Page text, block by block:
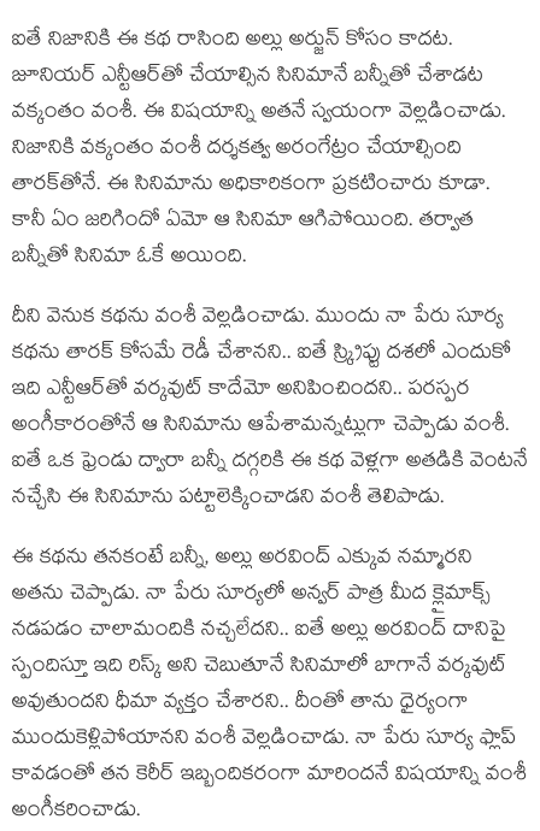
ఐతే నిజానికి ఈ క‌థ రాసింది అల్లు అర్జున్ కోసం కాద‌ట‌.
జూనియ‌ర్ ఎన్టీఆర్‌తో చేయాల్సిన సినిమానే బ‌న్నీతో చేశాడ‌ట
వ‌క్కంతం వంశీ. ఈ విష‌యాన్ని అత‌నే స్వ‌యంగా వెల్ల‌డించాడు.
నిజానికి వ‌క్కంతం వంశీ ద‌ర్శ‌క‌త్వ అరంగేట్రం చేయాల్సింది
తార‌క్‌తోనే. ఈ సినిమాను అధికారికంగా ప్ర‌క‌టించారు కూడా.
కానీ ఏం జ‌రిగిందో ఏమో ఆ సినిమా ఆగిపోయింది. త‌ర్వాత
బ‌న్నీతో సినిమా ఓకే అయింది.
దీని వెనుక క‌థ‌ను వంశీ వెల్ల‌డించాడు. ముందు నా పేరు సూర్య
క‌థ‌ను తార‌క్ కోస‌మే రెడీ చేశాన‌ని.. ఐతే స్క్రిప్టు ద‌శ‌లో ఎందుకో
ఇది ఎన్టీఆర్‌తో వ‌ర్క‌వుట్ కాదేమో అనిపించింద‌ని.. ప‌ర‌స్ప‌ర
అంగీకారంతోనే ఆ సినిమాను ఆపేశామ‌న్న‌ట్లుగా చెప్పాడు వంశీ.
ఐతే ఒక ఫ్రెండు ద్వారా బ‌న్నీ ద‌గ్గ‌రికి ఈ క‌థ వెళ్ల‌గా అత‌డికి వెంట‌నే
న‌చ్చేసి ఈ సినిమాను ప‌ట్టాలెక్కించాడ‌ని వంశీ తెలిపాడు.
ఈ క‌థ‌ను త‌న‌కంటే బ‌న్నీ, అల్లు అర‌వింద్ ఎక్కువ న‌మ్మార‌ని
అత‌ను చెప్పాడు. నా పేరు సూర్య‌లో అన్వ‌ర్ పాత్ర మీద క్లైమాక్స్
న‌డ‌ప‌డం చాలామందికి న‌చ్చ‌లేద‌ని.. ఐతే అల్లు అర‌వింద్ దానిపై
స్పందిస్తూ ఇది రిస్క్ అని చెబుతూనే సినిమాలో బాగానే వ‌ర్క‌వుట్
అవుతుంద‌ని ధీమా వ్య‌క్తం చేశార‌ని.. దీంతో తాను ధైర్యంగా
ముందుకెళ్లిపోయాన‌ని వంశీ వెల్ల‌డించాడు. నా పేరు సూర్య ఫ్లాప్
కావ‌డంతో త‌న కెరీర్ ఇబ్బందిక‌రంగా మారింద‌నే విష‌యాన్ని వంశీ
అంగీక‌రించాడు.